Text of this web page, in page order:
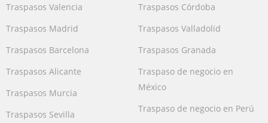
Traspasos Valencia
Traspasos Madrid
Traspasos Barcelona
Traspasos Alicante
Traspasos Murcia
Traspasos Sevilla
Traspasos Córdoba
Traspasos Valladolid
Traspasos Granada
Traspaso de negocio en
México
Traspaso de negocio en Perú